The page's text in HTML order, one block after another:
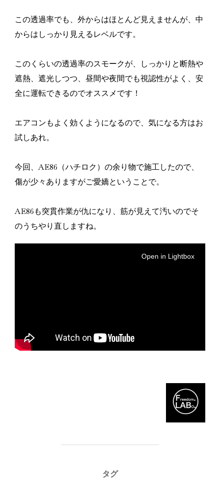
この透過率でも、外からはほとんど見えませんが、中
からはしっかり見えるレベルです。
このくらいの透過率のスモークが、しっかりと断熱や
遮熱、遮光しつつ、昼間や夜間でも視認性がよく、安
全に運転できるのでオススメです！
エアコンもよく効くようになるので、気になる方はお
試しあれ。
今回、AE86（ハチロク）の余り物で施工したので、
傷が少々ありますがご愛嬌ということで。
AE86も突貫作業が仇になり、筋が見えて汚いのでそ
のうちやり直しますね。
Open in Lightbox
タグ